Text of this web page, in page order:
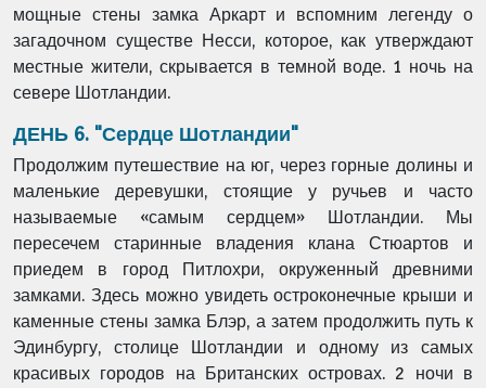
мощные стены замка Аркарт и вспомним легенду о
загадочном существе Несси, которое, как утверждают
местные жители, скрывается в темной воде. 1 ночь на
севере Шотландии.
ДЕНЬ 6. "Сердце Шотландии"
Продолжим путешествие на юг, через горные долины и
маленькие деревушки, стоящие у ручьев и часто
называемые «самым сердцем» Шотландии. Мы
пересечем старинные владения клана Стюартов и
приедем в город Питлохри, окруженный древними
замками. Здесь можно увидеть остроконечные крыши и
каменные стены замка Блэр, а затем продолжить путь к
Эдинбургу, столице Шотландии и одному из самых
красивых городов на Британских островах. 2 ночи в